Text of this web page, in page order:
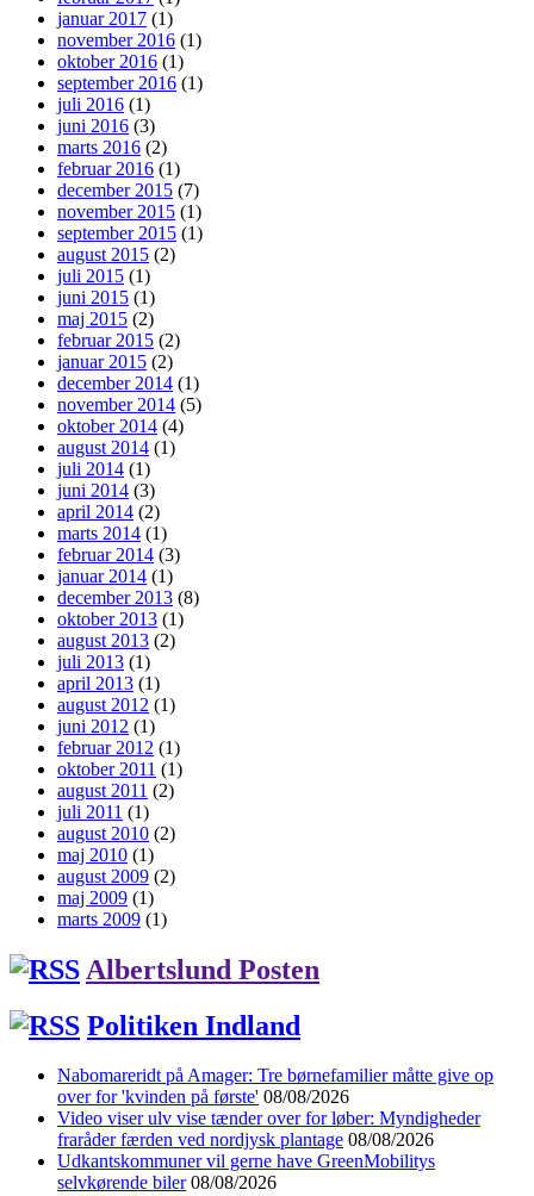
januar 2017 (1)
november 2016 (1)
oktober 2016 (1)
september 2016 (1)
juli 2016 (1)
juni 2016 (3)
marts 2016 (2)
februar 2016 (1)
december 2015 (7)
november 2015 (1)
september 2015 (1)
august 2015 (2)
juli 2015 (1)
juni 2015 (1)
maj 2015 (2)
februar 2015 (2)
januar 2015 (2)
december 2014 (1)
november 2014 (5)
oktober 2014 (4)
august 2014 (1)
juli 2014 (1)
juni 2014 (3)
april 2014 (2)
marts 2014 (1)
februar 2014 (3)
januar 2014 (1)
december 2013 (8)
oktober 2013 (1)
august 2013 (2)
juli 2013 (1)
april 2013 (1)
august 2012 (1)
juni 2012 (1)
februar 2012 (1)
oktober 2011 (1)
august 2011 (2)
juli 2011 (1)
august 2010 (2)
maj 2010 (1)
august 2009 (2)
maj 2009 (1)
marts 2009 (1)
Albertslund Posten
Politiken Indland
Nabomareridt på Amager: Tre børnefamilier måtte give op
over for 'kvinden på første' 08/08/2026
Video viser ulv vise tænder over for løber: Myndigheder
fraråder færden ved nordjysk plantage 08/08/2026
Udkantskommuner vil gerne have GreenMobilitys
selvkørende biler 08/08/2026